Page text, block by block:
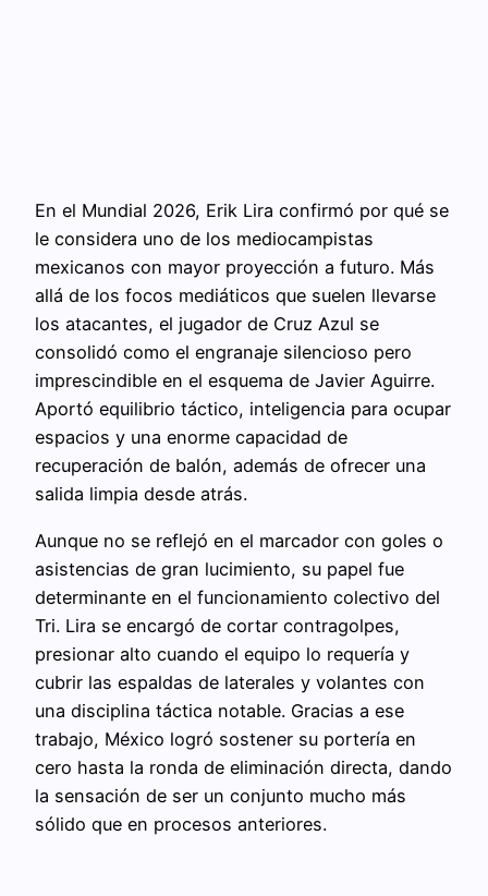
En el Mundial 2026, Erik Lira confirmó por qué se
le considera uno de los mediocampistas
mexicanos con mayor proyección a futuro. Más
allá de los focos mediáticos que suelen llevarse
los atacantes, el jugador de Cruz Azul se
consolidó como el engranaje silencioso pero
imprescindible en el esquema de Javier Aguirre.
Aportó equilibrio táctico, inteligencia para ocupar
espacios y una enorme capacidad de
recuperación de balón, además de ofrecer una
salida limpia desde atrás.
Aunque no se reflejó en el marcador con goles o
asistencias de gran lucimiento, su papel fue
determinante en el funcionamiento colectivo del
Tri. Lira se encargó de cortar contragolpes,
presionar alto cuando el equipo lo requería y
cubrir las espaldas de laterales y volantes con
una disciplina táctica notable. Gracias a ese
trabajo, México logró sostener su portería en
cero hasta la ronda de eliminación directa, dando
la sensación de ser un conjunto mucho más
sólido que en procesos anteriores.